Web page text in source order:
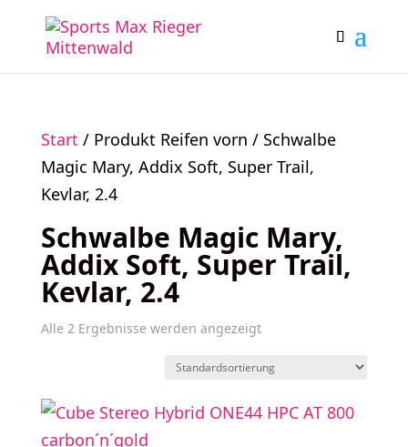
Start / Produkt Reifen vorn / Schwalbe
Magic Mary, Addix Soft, Super Trail,
Kevlar, 2.4
Schwalbe Magic Mary,
Addix Soft, Super Trail,
Kevlar, 2.4
Alle 2 Ergebnisse werden angezeigt